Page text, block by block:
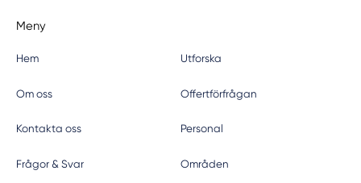
Meny
Hem Utforska
Om oss Offertförfrågan
Kontakta oss Personal
Frågor & Svar Områden